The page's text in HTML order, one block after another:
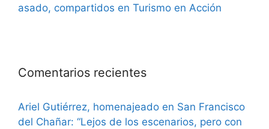
asado, compartidos en Turismo en Acción
Comentarios recientes
Ariel Gutiérrez, homenajeado en San Francisco
del Chañar: “Lejos de los escenarios, pero con